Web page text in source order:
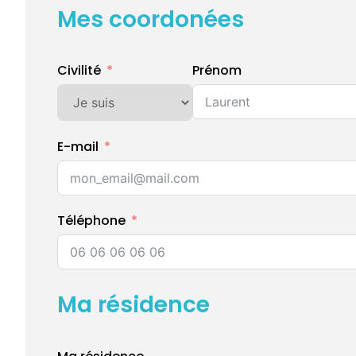
Mes coordonées
Civilité Prénom
E-mail
Téléphone
Ma résidence